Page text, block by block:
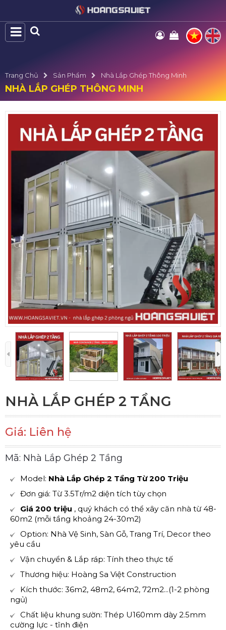
Trang Chủ Sản Phẩm Nhà Lắp Ghép Thông Minh
NHÀ LẮP GHÉP THÔNG MINH
NHÀ LẮP GHÉP 2 TẦNG
Giá: Liên hệ
Mã: Nhà Lắp Ghép 2 Tầng
Model: Nhà Lắp Ghép 2 Tầng Từ 200 Triệu
Đơn giá: Từ 3.5Tr/m2 diện tích tùy chọn
Giá 200 triệu , quý khách có thể xây căn nhà từ 48-
60m2 (mỗi tầng khoảng 24-30m2)
Option: Nhà Vệ Sinh, Sàn Gỗ, Trang Trí, Decor theo
yêu cầu
Vận chuyển & Lắp ráp: Tính theo thực tế
Thương hiệu: Hoàng Sa Việt Construction
Kích thước: 36m2, 48m2, 64m2, 72m2...(1-2 phòng
ngủ)
Chất liệu khung sườn: Thép U160mm dày 2.5mm
cường lực - tĩnh điện